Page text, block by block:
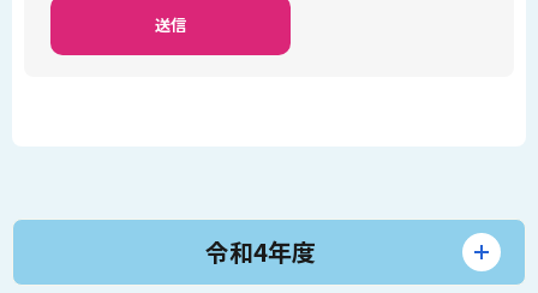
令和4年度